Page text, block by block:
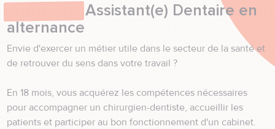
Assistant(e) Dentaire en
alternance
Envie d'exercer un métier utile dans le secteur de la santé et
de retrouver du sens dans votre travail ?
En 18 mois, vous acquérez les compétences nécessaires
pour accompagner un chirurgien-dentiste, accueillir les
patients et participer au bon fonctionnement d'un cabinet.